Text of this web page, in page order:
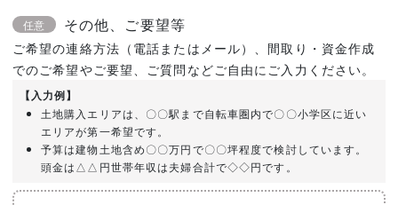
任意 その他、ご要望等
ご希望の連絡方法（電話またはメール）、間取り・資金作成
でのご希望やご要望、ご質問などご自由にご入力ください。
【入力例】
土地購入エリアは、〇〇駅まで自転車圏内で〇〇小学区に近い
エリアが第一希望です。
予算は建物土地含め〇〇万円で〇〇坪程度で検討しています。
頭金は△△円世帯年収は夫婦合計で◇◇円です。